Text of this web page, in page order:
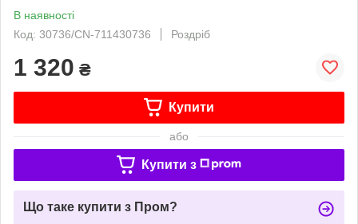
В наявності
Код: 30736/CN-711430736
Роздріб
1 320 ₴
Купити
або
Купити з
Що таке купити з Пром?